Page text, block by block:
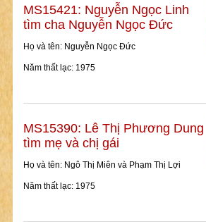
MS15421: Nguyễn Ngọc Linh
tìm cha Nguyễn Ngọc Đức
Họ và tên: Nguyễn Ngọc Đức
Năm thất lạc: 1975
MS15390: Lê Thị Phương Dung
tìm mẹ và chị gái
Họ và tên: Ngô Thị Miên và Phạm Thị Lợi
Năm thất lạc: 1975